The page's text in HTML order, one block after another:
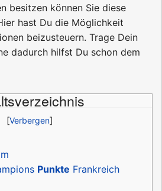
besitzen können Sie diese
hast Du die Möglichkeit
beizusteuern. Trage Dein
dadurch hilfst Du schon dem
Punkte Frankreich